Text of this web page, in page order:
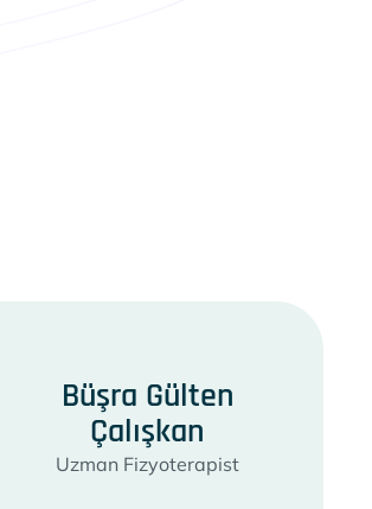
Büşra Gülten
Çalışkan
Uzman Fizyoterapist